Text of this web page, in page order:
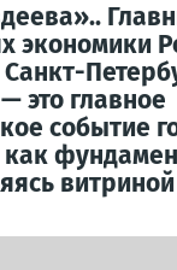
экономики
Санкт-
это главное
событие
как